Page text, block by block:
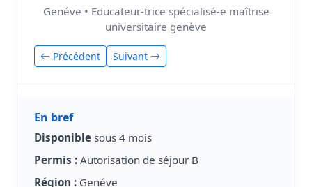
Genéve • Educateur-trice spécialisé-e maîtrise
universitaire genève
Précédent Suivant
En bref
Disponible sous 4 mois
Permis : Autorisation de séjour B
Région : Genéve